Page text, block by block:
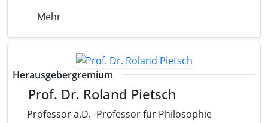
Mehr
Herausgebergremium
Prof. Dr. Roland Pietsch
Professor a.D. -Professor für Philosophie